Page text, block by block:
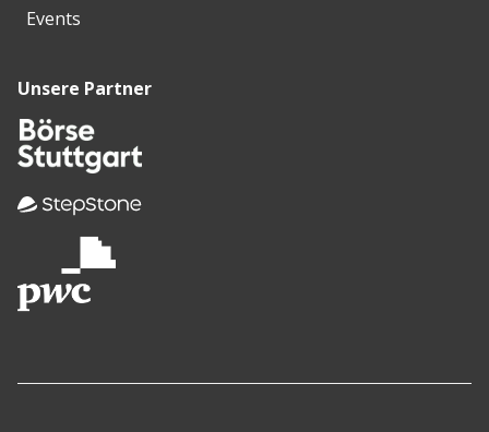
Events
Unsere Partner